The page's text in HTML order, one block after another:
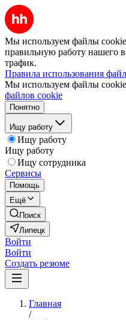
Мы используем файлы
правильную работу нашего
трафик.
Правила использования
Мы используем файлы
файлов cookie
Понятно
Ищу работу
Ищу работу
Ищу работу
Ищу сотрудника
Сервисы
Помощь
Ещё
Поиск
Липецк
Войти
Войти
Создать резюме
Главная
/